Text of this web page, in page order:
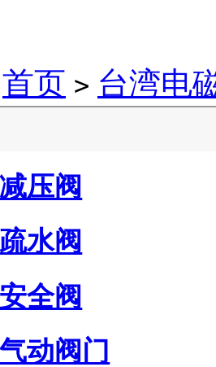
首页 > 台湾电
压阀
水阀
全阀
动阀门